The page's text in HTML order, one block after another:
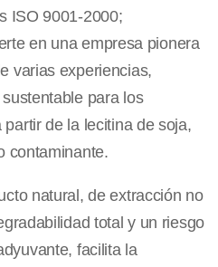
ISO 9001-2000;
en una empresa pionera
varias experiencias,
para los
de la lecitina de soja,
contaminante.
natural, de extracción no
total y un riesgo
facilita la